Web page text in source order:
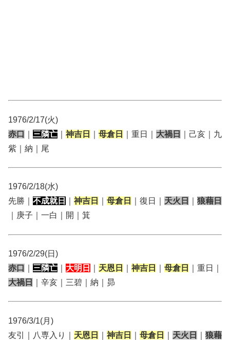
1976/2/17(火)
赤口
三隣亡 神吉日 母倉日 ｜重日｜ 大禍日
｜己亥｜九
紫｜納｜尾
1976/2/18(水)
先勝｜ 不成就日 神吉日 母倉日 ｜復日｜ 天火日
狼藉日
｜庚子｜一白｜開｜箕
1976/2/29(日)
赤口
三隣亡 大明日 天恩日 神吉日 母倉日
｜重日｜
大禍日
｜辛亥｜三碧｜納｜昴
1976/3/1(月)
友引｜八専入り｜ 天恩日 神吉日 母倉日 天火日
狼藉